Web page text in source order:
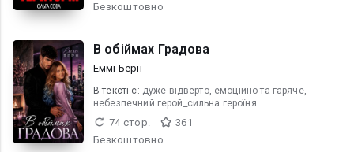
Безкоштовно
В обіймах Градова
Еммі Берн
В текcті є: дуже відверто, емоційно та гаряче,
небезпечний герой_сильна героїня
74 стор.
361
Безкоштовно